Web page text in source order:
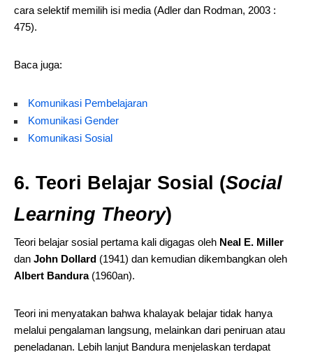
cara selektif memilih isi media (Adler dan Rodman, 2003 :
475).
Baca juga:
Komunikasi Pembelajaran
Komunikasi Gender
Komunikasi Sosial
6. Teori Belajar Sosial (Social
Learning Theory)
Teori belajar sosial pertama kali digagas oleh Neal E. Miller
dan John Dollard (1941) dan kemudian dikembangkan oleh
Albert Bandura(1960an).
Teori ini menyatakan bahwa khalayak belajar tidak hanya
melalui pengalaman langsung, melainkan dari peniruan atau
peneladanan. Lebih lanjut Bandura menjelaskan terdapat